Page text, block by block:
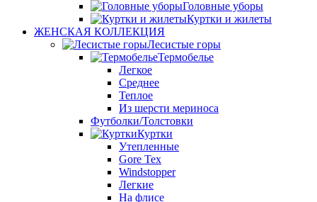
Головные уборы
Куртки и жилеты
ЖЕНСКАЯ КОЛЛЕКЦИЯ
Лесистые горы
Термобелье
Легкое
Среднее
Теплое
Из шерсти мериноса
Футболки/Толстовки
Куртки
Утепленные
Gore Tex
Windstopper
Легкие
На флисе